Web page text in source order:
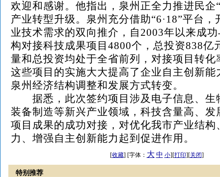
欢迎和感谢。他指出，泉州正全力推进民企
产业转型升级。泉州充分借助“6·18”平台
业技术需求的双向推介，自2003年以来成
构对接科技成果项目4800个，总投资838亿
量和总投资均处于全省前列，对接项目转化
这些项目的实施大大提高了企业自主创新能
泉州经济结构调整和发展方式转变。
据悉，此次签约项目涉及电子信息、生
装备制造等新兴产业领域，科技含量高、
项目成果的成功对接，对优化我市产业结构
力、增强自主创新能力起到促进作用。
[收藏] [字体： 大 中 小][打印][关闭]
特别推荐